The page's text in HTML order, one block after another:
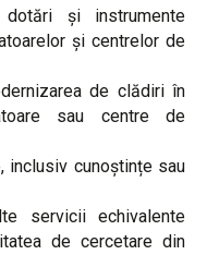
și instrumente
și centrelor de
de clădiri în
sau centre de
inclusiv cunoștințe sau
servicii echivalente
de cercetare din